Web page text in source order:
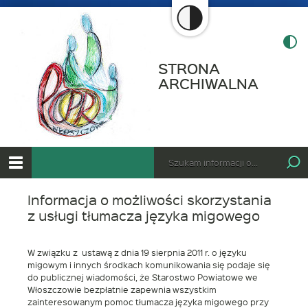
STRONA
ARCHIWALNA
usługi
języka
Projekt
Otwórz
menu
główne
Wyszukiwarka
wpisz
szukaną
Informacja o możliwości skorzystania
z usługi tłumacza języka migowego
W związku z ustawą z dnia 19 sierpnia 2011 r. o języku
migowym i innych środkach komunikowania się podaje się
do publicznej wiadomości, że Starostwo Powiatowe we
Włoszczowie bezpłatnie zapewnia wszystkim
zainteresowanym pomoc tłumacza języka migowego przy